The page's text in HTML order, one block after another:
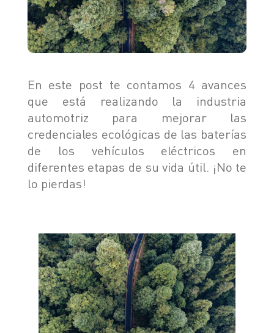
NOTICIAS
BLOG
CONTACTO
CONCESIONARIOS
TEST DRIVE
TESTIMONIALES
En este post te contamos 4 avances
que está realizando la industria
automotriz para mejorar las
credenciales ecológicas de las baterías
de los vehículos eléctricos en
diferentes etapas de su vida útil. ¡No te
lo pierdas!